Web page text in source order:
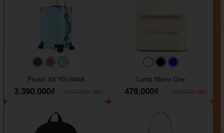
#40454a#b76e79
Pisani X9 YG1849A
3.390.000₫
-26%
#faf0e6#000000
Larita Metro One
479.000₫
-19%